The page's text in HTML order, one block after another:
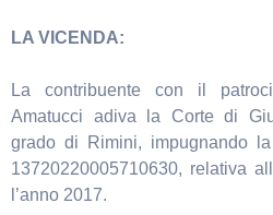
LA VICENDA:
La contribuente con il
Amatucci adiva la Corte di
grado di Rimini, impugnando
13720220005710630, relativa
l’anno 2017.